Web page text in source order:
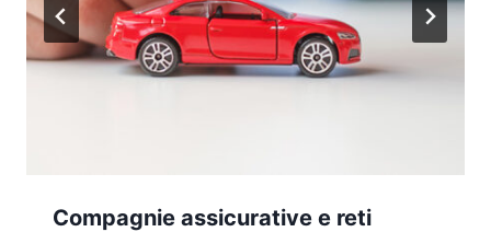
Compagnie assicurative e reti